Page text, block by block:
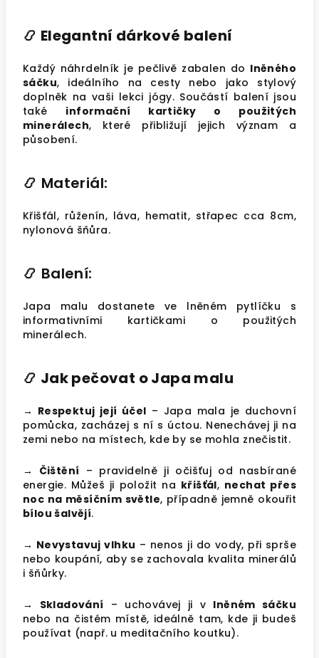
📿 Elegantní dárkové balení
Každý náhrdelník je pečlivě zabalen do lněného
sáčku, ideálního na cesty nebo jako stylový
doplněk na vaši lekci jógy. Součástí balení jsou
také informační kartičky o použitých
minerálech, které přibližují jejich význam a
působení.
📿 Materiál:
Křišťál, růženín, láva, hematit, střapec cca 8cm,
nylonová šňůra.
📿 Balení:
Japa malu dostanete ve lněném pytlíčku s
informativními kartičkami o použitých
minerálech.
📿 Jak pečovat o Japa malu
→ Respektuj její účel – Japa mala je duchovní
pomůcka, zacházej s ní s úctou. Nenechávej ji na
zemi nebo na místech, kde by se mohla znečistit.
→ Čištění – pravidelně ji očišťuj od nasbírané
energie. Můžeš ji položit na křišťál, nechat přes
noc na měsíčním světle, případně jemně okouřit
bílou šalvějí.
→ Nevystavuj vlhku – nenos ji do vody, při sprše
nebo koupání, aby se zachovala kvalita minerálů
i šňůrky.
→ Skladování – uchovávej ji v lněném sáčku
nebo na čistém místě, ideálně tam, kde ji budeš
používat (např. u meditačního koutku).